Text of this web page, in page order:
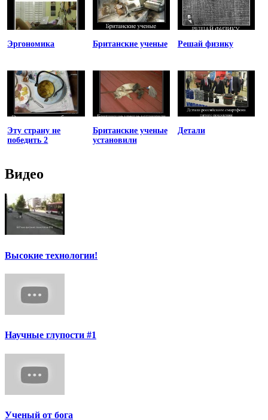
Эргономика Британские ученые Решай физику
Эту страну не
победить 2
Британские ученые
установили
Детали
Видео
Высокие технологии!
Научные глупости #1
Ученый от бога